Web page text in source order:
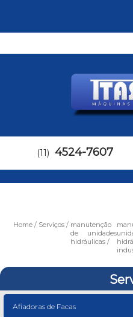
(11) 4524-7607
Home Serviços
manutenção
de unidades
hidráulicas
Afiadoras de Facas